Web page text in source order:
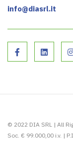
info@diasrl.it
© 2022 DIA SRL | All
Soc. € 99.000,00 i.v. |